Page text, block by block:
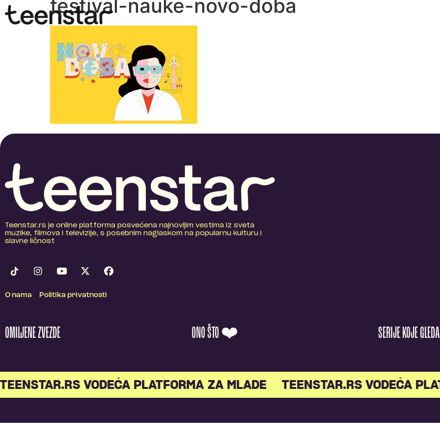
festival-nauke-novo-doba
Teenstar.rs je online platforma posvećena najnovijim vestima iz sveta
muzike, filmova i televizije, s posebnim naglaskom na popularnu kulturu i
slavne ličnost
O nama Politika privatnosti
OMILJENE ZVEZDE ONO ŠTO ❤️ SERIJE KOJE
VODEĆA PLATFORMA ZA MLADE TEENSTAR.RS VODEĆA